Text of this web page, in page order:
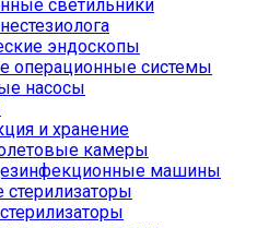
светильники
эндоскопы
операционные системы
насосы
и хранение
камеры
машины